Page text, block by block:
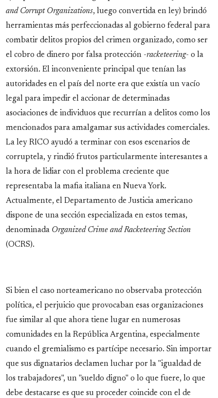
and Corrupt Organizations, luego convertida en ley) brindó
herramientas más perfeccionadas al gobierno federal para
combatir delitos propios del crimen organizado, como ser
el cobro de dinero por falsa protección -racketeering- o la
extorsión. El inconveniente principal que tenían las
autoridades en el país del norte era que existía un vacío
legal para impedir el accionar de determinadas
asociaciones de individuos que recurrían a delitos como los
mencionados para amalgamar sus actividades comerciales.
La ley RICO ayudó a terminar con esos escenarios de
corruptela, y rindió frutos particularmente interesantes a
la hora de lidiar con el problema creciente que
representaba la mafia italiana en Nueva York.
Actualmente, el Departamento de Justicia americano
dispone de una sección especializada en estos temas,
denominada Organized Crime and Racketeering Section
(OCRS).
Si bien el caso norteamericano no observaba protección
política, el perjuicio que provocaban esas organizaciones
fue similar al que ahora tiene lugar en numerosas
comunidades en la República Argentina, especialmente
cuando el gremialismo es partícipe necesario. Sin importar
que sus dignatarios declamen luchar por la "igualdad de
los trabajadores", un "sueldo digno" o lo que fuere, lo que
debe destacarse es que su proceder coincide con el de